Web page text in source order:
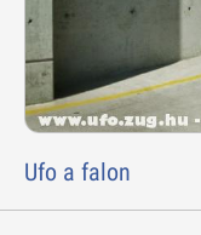
Ufo a falon